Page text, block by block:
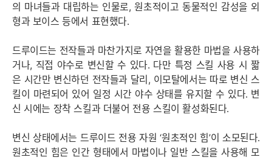
의 마녀들과 대립하는 인물로, 원초적이고 동물적인 감성을 외
형과 보이스 등에서 표현했다.
드루이드는 전작들과 마찬가지로 자연을 활용한 마법을 사용하
거나, 직접 야수로 변신할 수 있다. 다만 특정 스킬 사용 시 짧
은 시간만 변신하던 전작들과 달리, 이모탈에서는 따로 변신 스
킬이 마련되어 있어 일정 시간 야수 상태를 유지할 수 있다. 변
신 시에는 장착 스킬과 더불어 전용 스킬이 활성화된다.
변신 상태에서는 드루이드 전용 자원 ‘원초적인 힘’이 소모된다.
원초적인 힘은 인간 형태에서 마법이나 일반 스킬을 사용해 모